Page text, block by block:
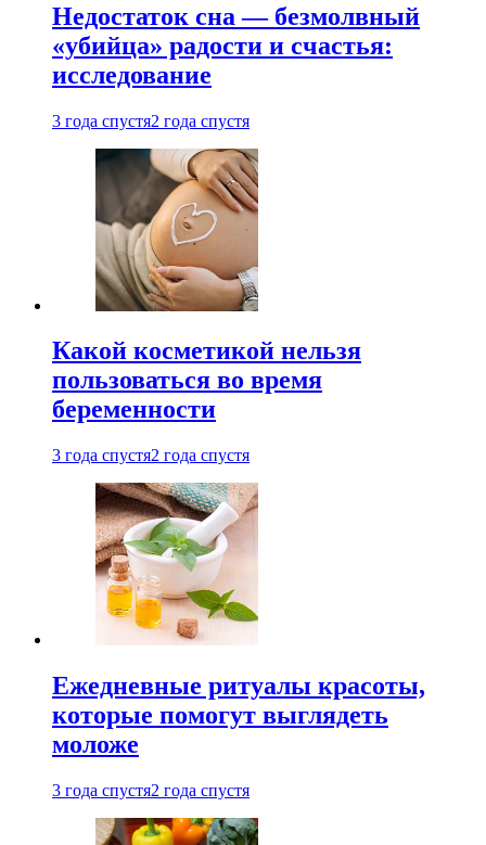
Недостаток сна — безмолвный
«убийца» радости и счастья:
исследование
3 года спустя2 года спустя
Какой косметикой нельзя
пользоваться во время
беременности
3 года спустя2 года спустя
Ежедневные ритуалы красоты,
которые помогут выглядеть
моложе
3 года спустя2 года спустя